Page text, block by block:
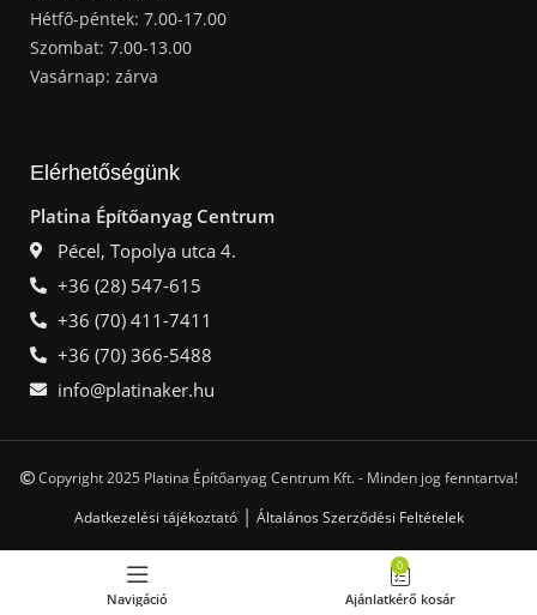
Hétfő-péntek: 7.00-17.00
Szombat: 7.00-13.00
Vasárnap: zárva
Elérhetőségünk
Platina Építőanyag Centrum
Pécel, Topolya utca 4.
+36 (28) 547-615
+36 (70) 411-7411
+36 (70) 366-5488
info@platinaker.hu
Copyright 2025 Platina Építőanyag Centrum Kft. - Minden jog fenntartva!
Adatkezelési tájékoztató| Általános Szerződési Feltételek
Navigáció
0
Ajánlatkérő kosár